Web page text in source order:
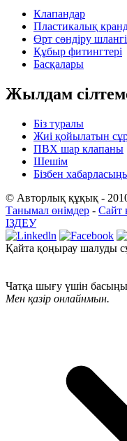
Клапандар
Пластикалық
Өрт сөндіру шлангі
Құбыр фитингтері
Басқалары
Жылдам
Біз туралы
Жиі қойылатын
ПВХ шар клапаны
Шешім
Бізбен
© Авторлық құқық -
Танымал өнімдер - Сайт
ІЗДЕУ
Қайта қоңырау шалуды
Чатқа шығу үшін
Мен қазір онлайнмын.